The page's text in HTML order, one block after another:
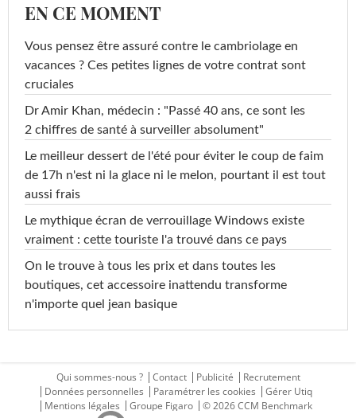
EN CE MOMENT
Vous pensez être assuré contre le cambriolage en
vacances ? Ces petites lignes de votre contrat sont
cruciales
Dr Amir Khan, médecin : "Passé 40 ans, ce sont les
2 chiffres de santé à surveiller absolument"
Le meilleur dessert de l'été pour éviter le coup de faim
de 17h n'est ni la glace ni le melon, pourtant il est tout
aussi frais
Le mythique écran de verrouillage Windows existe
vraiment : cette touriste l'a trouvé dans ce pays
On le trouve à tous les prix et dans toutes les
boutiques, cet accessoire inattendu transforme
n'importe quel jean basique
Qui sommes-nous ? Contact Publicité
Recrutement
Données personnelles
Paramétrer les cookies
Gérer Utiq
Mentions légales
Groupe Figaro © 2026 CCM Benchmark